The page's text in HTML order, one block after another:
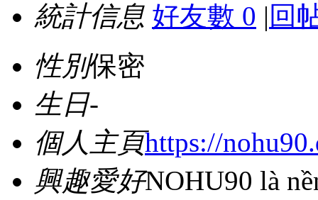
統計信息 好友數 0 | 回
性別保密
生日-
個人主頁https://
興趣愛好NOHU90 là